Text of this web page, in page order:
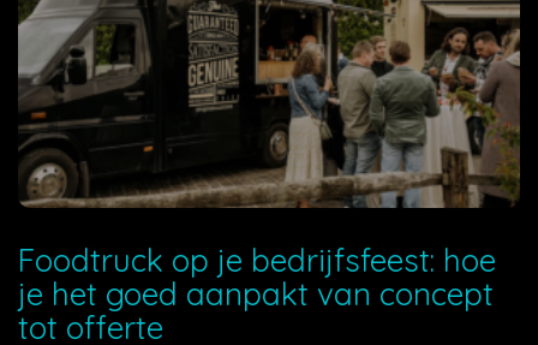
Foodtruck op je bedrijfsfeest: hoe
je het goed aanpakt van concept
tot offerte